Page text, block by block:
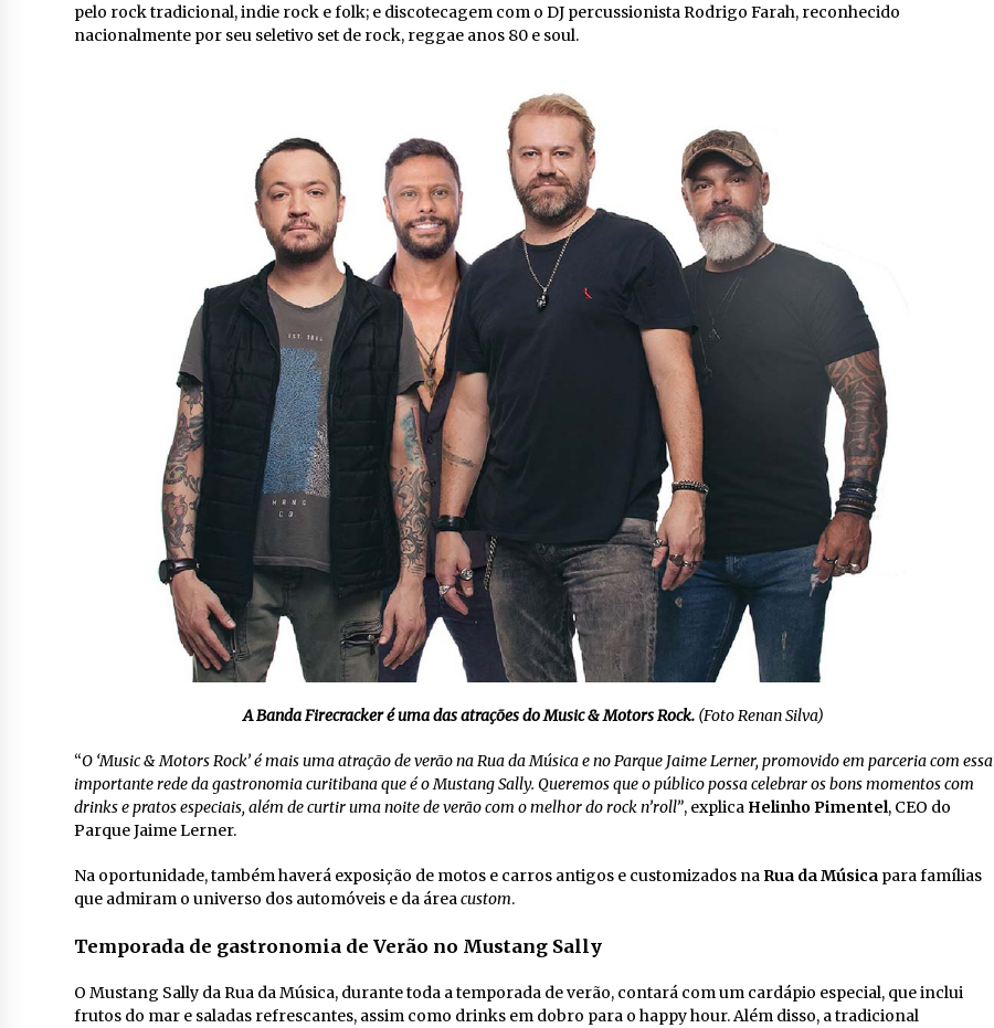
pelo rock tradicional, indie rock e folk; e discotecagem com o DJ percussionista Rodrigo Farah, reconhecido
nacionalmente por seu seletivo set de rock, reggae anos 80 e soul.
A Banda Firecracker é uma das atrações do Music & Motors Rock. (Foto Renan Silva)
“O ‘Music & Motors Rock’ é mais uma atração de verão na Rua da Música e no Parque Jaime Lerner, promovido em parceria com essa
importante rede da gastronomia curitibana que é o Mustang Sally. Queremos que o público possa celebrar os bons momentos com
drinks e pratos especiais, além de curtir uma noite de verão com o melhor do rock n’roll”, explica Helinho Pimentel, CEO do
Parque Jaime Lerner.
Na oportunidade, também haverá exposição de motos e carros antigos e customizados na Rua da Música para famílias
que admiram o universo dos automóveis e da áreacustom.
Temporada de gastronomia de Verão no Mustang Sally
O Mustang Sally da Rua da Música, durante toda a temporada de verão, contará com um cardápio especial, que inclui
frutos do mar e saladas refrescantes, assim como drinks em dobro para o happy hour. Além disso, a tradicional